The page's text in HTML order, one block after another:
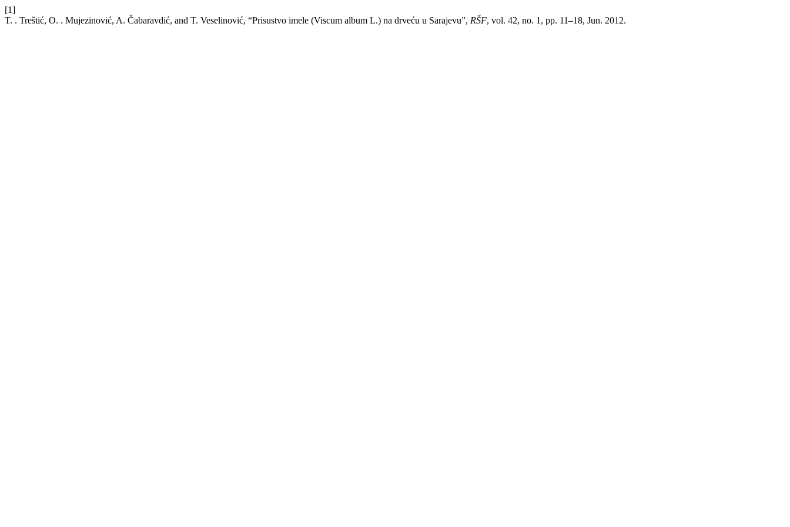
[1]
T. . Treštić, O. . Mujezinović, A. Čabaravdić, and T. Veselinović, “Prisustvo imele (Viscum album L.) na drveću u Sarajevu”, RŠF, vol. 42, no. 1, pp. 11–18, Jun. 2012.